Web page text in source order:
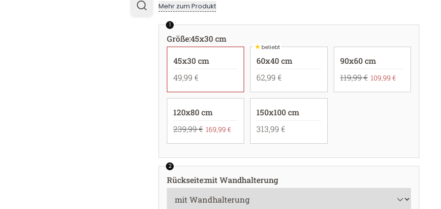
Mehr zum Produkt
1
Größe:45x30 cm
45x30 cm
49,99 €
★beliebt
60x40 cm
62,99 €
90x60 cm
119,99 € 109,99 €
120x80 cm
239,99 € 169,99 €
150x100 cm
313,99 €
2
Rückseite:mit Wandhalterung